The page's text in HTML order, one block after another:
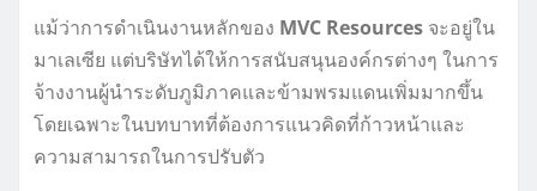
แม้ว่าการดำเนินงานหลักของ MVC Resources จะอยู่ใน
มาเลเซีย แต่บริษัทได้ให้การสนับสนุนองค์กรต่างๆ ในการ
จ้างงานผู้นำระดับภูมิภาคและข้ามพรมแดนเพิ่มมากขึ้น
โดยเฉพาะในบทบาทที่ต้องการแนวคิดที่ก้าวหน้าและ
ความสามารถในการปรับตัว